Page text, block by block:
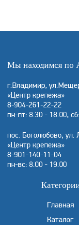
Мы находимся
г.Владимир,
«Центр крепежа»
8-904-261-22-22
пн-пт: 8.30 - 18.00,
пос. Боголюбово, ул.
«Центр крепежа»
8-901-140-11-04
пн-вс: 8.00 - 19.00
Главная
Каталог